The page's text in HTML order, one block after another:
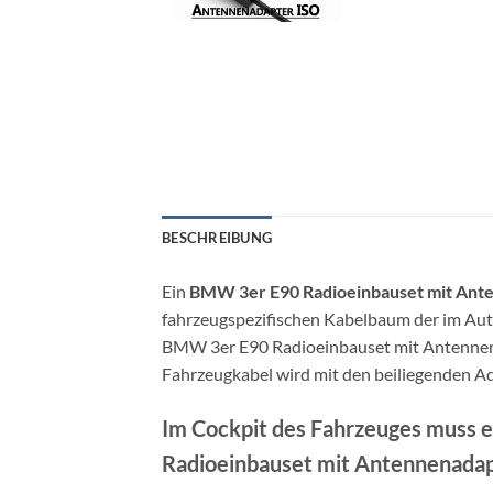
BESCHREIBUNG
Ein BMW 3er E90 Radioeinbauset mit
fahrzeugspezifischen Kabelbaum der im
BMW 3er E90 Radioeinbauset mit
Fahrzeugkabel wird mit den beiliegenden
Im Cockpit des Fahrzeuges
Radioeinbauset mit